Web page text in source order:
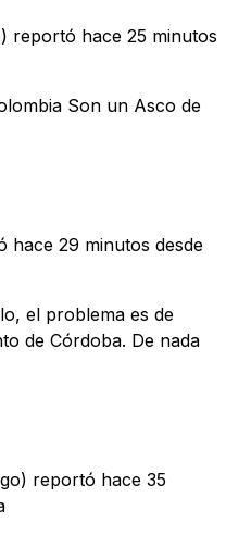
reportó hace 25 minutos
Son un Asco de
hace 29 minutos desde
el problema es de
de Córdoba. De nada
reportó hace 35